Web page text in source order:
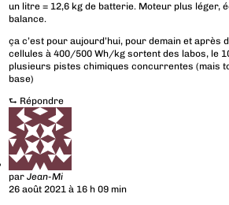
un litre = 12,6 kg de batterie. Moteur plus léger,
balance.
ça c’est pour aujourd’hui, pour demain et après
cellules à 400/500 Wh/kg sortent des labos, le
plusieurs pistes chimiques concurrentes (mais
base)
⮑ Répondre
parJean-Mi
26 août 2021 à 16 h 09 min